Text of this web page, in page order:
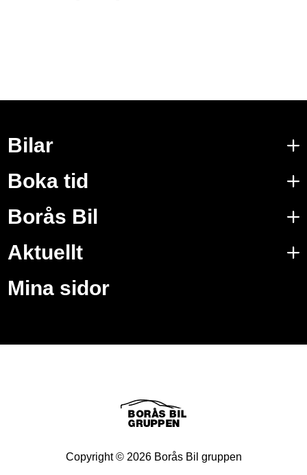
Bilar
Boka tid
Borås Bil
Aktuellt
Mina sidor
Copyright © 2026 Borås Bil gruppen